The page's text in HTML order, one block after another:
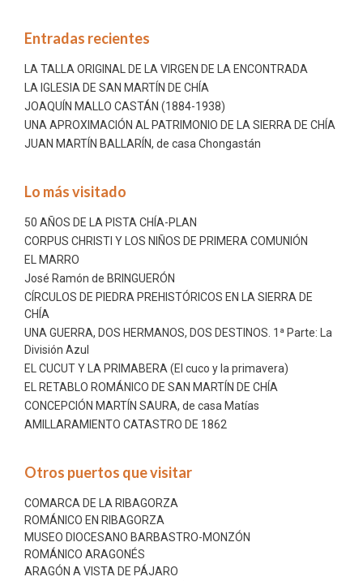
Entradas recientes
LA TALLA ORIGINAL DE LA VIRGEN DE LA ENCONTRADA
LA IGLESIA DE SAN MARTÍN DE CHÍA
JOAQUÍN MALLO CASTÁN (1884-1938)
UNA APROXIMACIÓN AL PATRIMONIO DE LA SIERRA DE CHÍA
JUAN MARTÍN BALLARÍN, de casa Chongastán
Lo más visitado
50 AÑOS DE LA PISTA CHÍA-PLAN
CORPUS CHRISTI Y LOS NIÑOS DE PRIMERA COMUNIÓN
EL MARRO
José Ramón de BRINGUERÓN
CÍRCULOS DE PIEDRA PREHISTÓRICOS EN LA SIERRA DE
CHÍA
UNA GUERRA, DOS HERMANOS, DOS DESTINOS. 1ª Parte: La
División Azul
EL CUCUT Y LA PRIMABERA (El cuco y la primavera)
EL RETABLO ROMÁNICO DE SAN MARTÍN DE CHÍA
CONCEPCIÓN MARTÍN SAURA, de casa Matías
AMILLARAMIENTO CATASTRO DE 1862
Otros puertos que visitar
COMARCA DE LA RIBAGORZA
ROMÁNICO EN RIBAGORZA
MUSEO DIOCESANO BARBASTRO-MONZÓN
ROMÁNICO ARAGONÉS
ARAGÓN A VISTA DE PÁJARO